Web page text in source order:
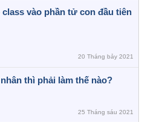
class vào phần tử con đầu tiên
20 Tháng bảy 2021
thì phải làm thế nào?
25 Tháng sáu 2021